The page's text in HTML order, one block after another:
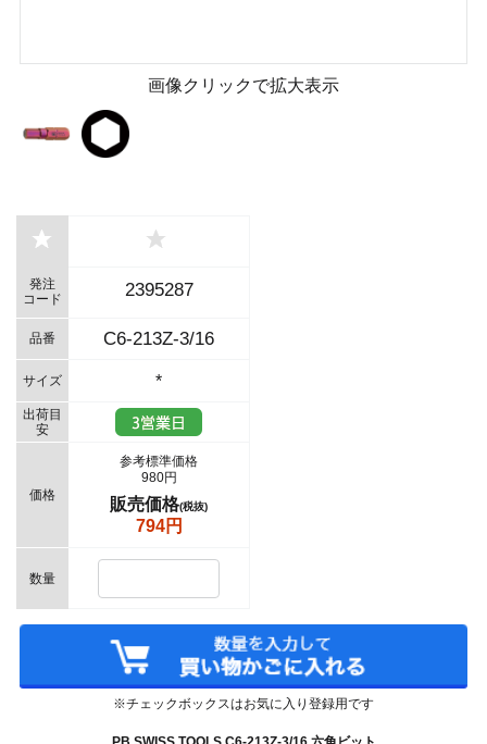
画像クリックで拡大表示
※チェックボックスはお気に入り登録用です
発注
コード
品番
サイズ
出荷目
安
価格
数量
2395287
C6-213Z-3/16
*
参考標準価格
980円
販売価格(税抜)
794円